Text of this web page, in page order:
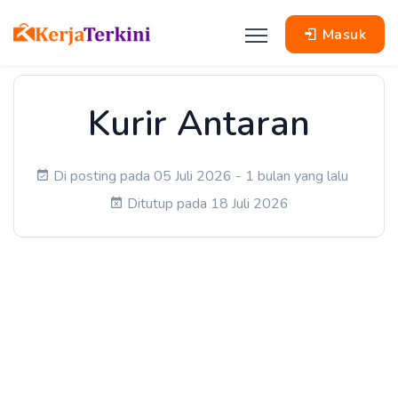
Masuk
Kurir Antaran
Di posting pada 05 Juli 2026 - 1 bulan yang lalu
Ditutup pada 18 Juli 2026